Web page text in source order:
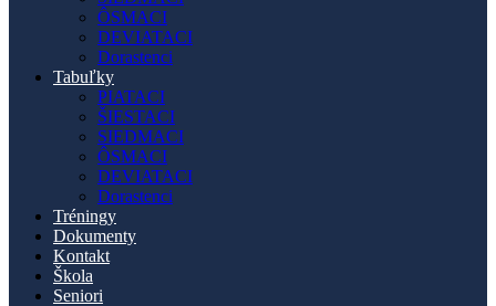
ÔSMACI
DEVIATACI
Dorastenci
Tabuľky
PIATACI
ŠIESTACI
SIEDMACI
ÔSMACI
DEVIATACI
Dorastenci
Tréningy
Dokumenty
Kontakt
Škola
Seniori